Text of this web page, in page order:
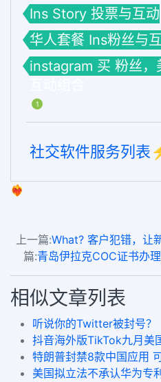
Ins Story 投票与互动
华人套餐 Ins粉丝与
instagram 买 粉丝，
1
社交软件服务列表
❤️‍🔥
上一篇:What? 客户犯错，让
篇:青岛伊拉克COC证书办
相似文章列表
听说你的Twitter被封号？
抖音海外版TikTok九月美
特朗普封禁8款中国应用
美国拟立法不承认华为专